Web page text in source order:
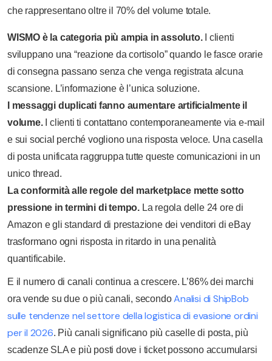
che rappresentano oltre il 70% del volume totale.
WISMO è la categoria più ampia in assoluto.
I clienti
sviluppano una “reazione da cortisolo” quando le fasce orarie
di consegna passano senza che venga registrata alcuna
scansione. L’informazione è l’unica soluzione.
I messaggi duplicati fanno aumentare artificialmente il
volume.
I clienti ti contattano contemporaneamente via e-mail
e sui social perché vogliono una risposta veloce. Una casella
di posta unificata raggruppa tutte queste comunicazioni in un
unico thread.
La conformità alle regole del marketplace mette sotto
pressione in termini di tempo. La regola delle 24 ore di
Amazon e gli standard di prestazione dei venditori di eBay
trasformano ogni risposta in ritardo in una penalità
quantificabile.
E il numero di canali continua a crescere. L’86% dei marchi
ora vende su due o più canali, secondoAnalisi di ShipBob
sulle tendenze nel settore della logistica di evasione ordini
per il 2026. Più canali significano più caselle di posta, più
scadenze SLA e più posti dove i ticket possono accumularsi